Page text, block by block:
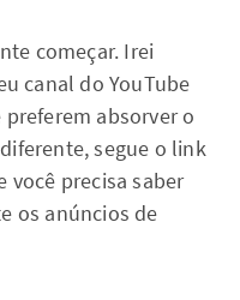
começar. Irei
canal do YouTube
absorver o
segue o link
você precisa saber
os anúncios de